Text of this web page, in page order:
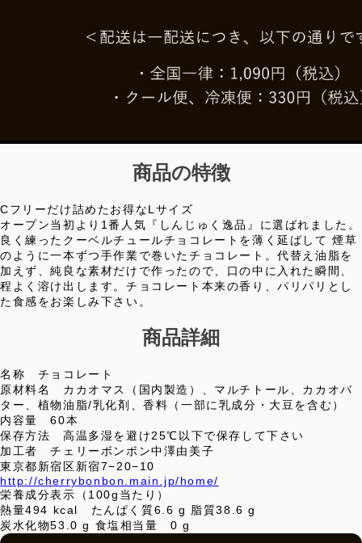
商品の特徴
Cフリーだけ詰めたお得なLサイズ
オープン当初より1番人気『しんじゅく逸品』に選ばれました。
良く練ったクーベルチュールチョコレートを薄く延ばして 煙草
のように一本ずつ手作業で巻いたチョコレート。代替え油脂を
加えず、純良な素材だけで作ったので、口の中に入れた瞬間、
程よく溶け出します。チョコレート本来の香り、パリパリとし
た食感をお楽しみ下さい。
商品詳細
名称 チョコレート
原材料名 カカオマス（国内製造）、マルチトール、カカオバ
ター、植物油脂/乳化剤、香料（一部に乳成分・大豆を含む）
内容量 60本
保存方法 高温多湿を避け25℃以下で保存して下さい
加工者 チェリーボンボン中澤由美子
東京都新宿区新宿7−20−10
http://cherrybonbon.main.jp/home/
栄養成分表示（100g当たり）
熱量494 kcal たんぱく質6.6 g 脂質38.6 g
炭水化物53.0 g 食塩相当量 0 g